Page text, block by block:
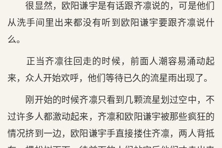
很显然，欧阳谦宇是有话跟齐凛说的，可是他们
从洗手间里出来都没有听到欧阳谦宇要跟齐凛说什
么。
正当齐凛往回走的时候，前面人潮容易涌动起
来，众人开始欢呼，他们等待已久的流星雨出现了。
刚开始的时候齐凛只看到几颗流星划过空中，不
过许多人都激动起来，齐凛和欧阳谦宇被那些疯狂的
情况挤到一边，欧阳谦宇手直接搂住齐凛，两人背抵